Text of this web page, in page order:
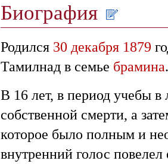
Биография
Родился 30 декабря 1879
Тамилнад в семье брамина.
В 16 лет, в период учебы в
собственной смерти, а
которое было полным и
внутренний голос